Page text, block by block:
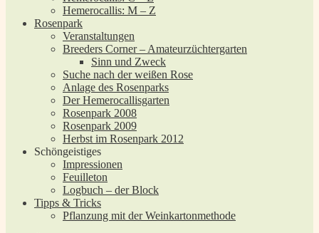
Hemerocallis: M – Z
Rosenpark
Veranstaltungen
Breeders Corner – Amateurzüchtergarten
Sinn und Zweck
Suche nach der weißen Rose
Anlage des Rosenparks
Der Hemerocallisgarten
Rosenpark 2008
Rosenpark 2009
Herbst im Rosenpark 2012
Schöngeistiges
Impressionen
Feuilleton
Logbuch – der Block
Tipps & Tricks
Pflanzung mit der Weinkartonmethode